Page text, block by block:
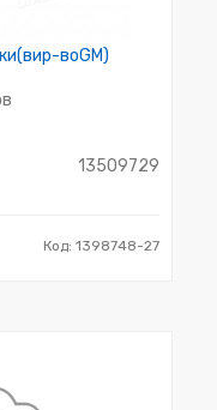
воGM)
13509729
Код: 1398748-27